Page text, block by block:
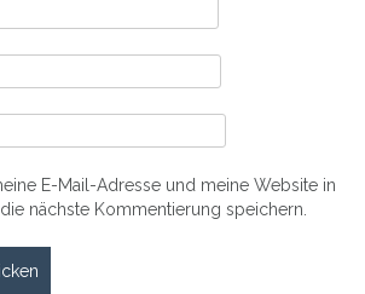
E-Mail-Adresse und meine Website in
nächste Kommentierung speichern.